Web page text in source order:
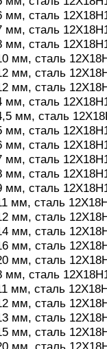
мм, сталь
мм, сталь
мм, сталь
мм, сталь
мм, сталь
мм, сталь
мм, сталь
мм, сталь
мм, сталь
мм, сталь
мм, сталь
мм, сталь
мм, сталь
мм, сталь
мм, сталь
мм, сталь
мм, сталь
мм, сталь
мм, сталь
мм, сталь
мм, сталь
мм, сталь
мм, сталь
мм, сталь